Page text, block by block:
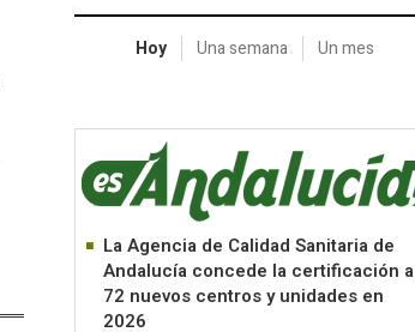
Hoy Una semana Un mes
La Agencia de Calidad Sanitaria de
Andalucía concede la certificación a
72 nuevos centros y unidades en
2026